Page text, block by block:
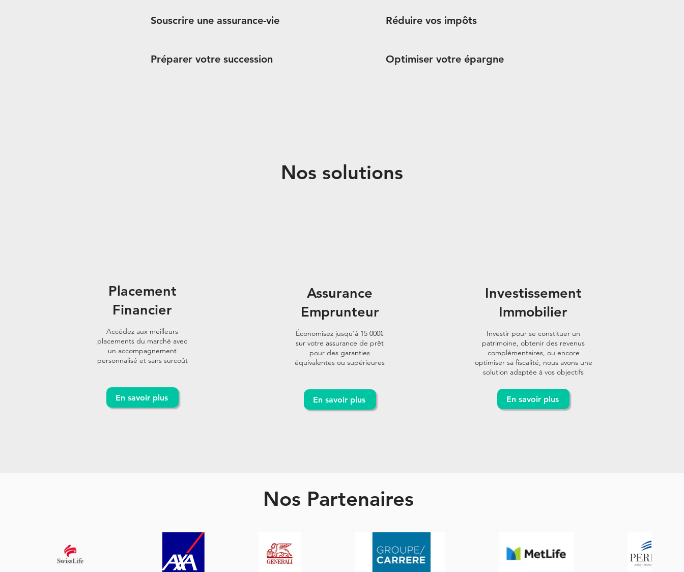
Souscrire une assurance-vie
Préparer votre succession
Réduire vos impôts
Optimiser votre épargne
Nos solutions
Placement
Financier
Accédez aux meilleurs
placements du marché avec
un accompagnement
personnalisé et sans surcoût
En savoir plus
Assurance
Emprunteur
Économisez jusqu'à 15 000€
sur votre assurance de prêt
pour des garanties
équivalentes ou supérieures
En savoir plus
Investissement
Immobilier
Investir pour se constituer un
patrimoine, obtenir des revenus
complémentaires, ou encore
optimiser sa fiscalité, nous avons une
solution adaptée à vos objectifs
En savoir plus
Nos Partenaires